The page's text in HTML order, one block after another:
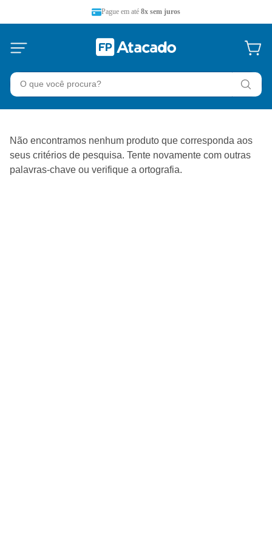
Pague em até 8x sem juros
O que você procura?
Não encontramos nenhum produto que corresponda aos
seus critérios de pesquisa. Tente novamente com outras
palavras-chave ou verifique a ortografia.